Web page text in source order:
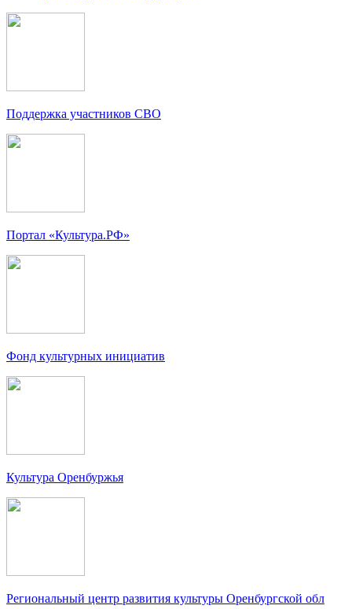
Поддержка участников СВО
Портал «Культура.РФ»
Фонд культурных инициатив
Культура Оренбуржья
Региональный центр развития культуры Оренбургской обл